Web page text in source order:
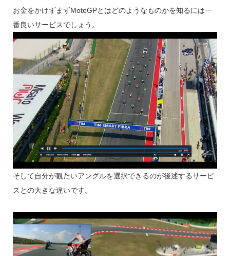
お金をかけずまずMotoGPとはどのようなものかを知るには一
番良いサービスでしょう。
そして自分が観たいアングルを選択できるのが後述するサービ
スとの大きな違いです。